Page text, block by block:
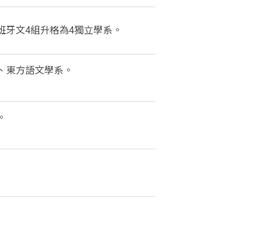
文4組升格為4獨立學系。
東方語文學系。